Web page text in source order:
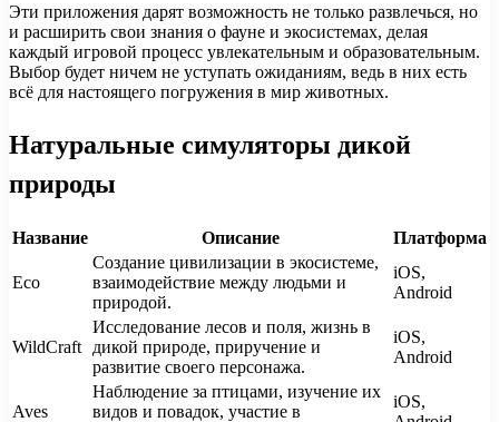
Эти приложения дарят возможность не только развлечься, но
и расширить свои знания о фауне и экосистемах, делая
каждый игровой процесс увлекательным и образовательным.
Выбор будет ничем не уступать ожиданиям, ведь в них есть
всё для настоящего погружения в мир животных.
Натуральные симуляторы дикой
природы
Название Описание Платформа
Eco
Создание цивилизации в экосистеме,
взаимодействие между людьми и
природой.
iOS,
Android
WildCraft
Исследование лесов и поля, жизнь в
дикой природе, приручение и
развитие своего персонажа.
iOS,
Android
Aves
Наблюдение за птицами, изучение их
видов и повадок, участие в
iOS,